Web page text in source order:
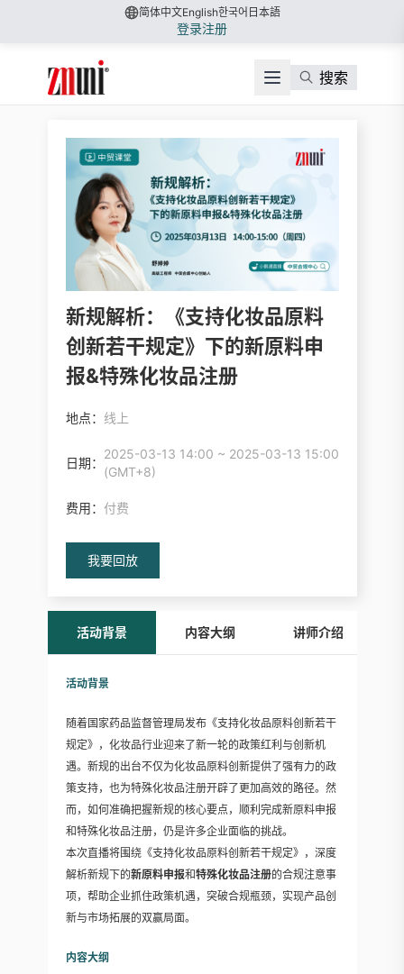
简体中文English한국어 日本語
登录注册
搜索
新规解析：《支持化妆品原料
创新若干规定》下的新原料申
报&特殊化妆品注册
地点： 线上
日期：
2025-03-13 14:00 ~ 2025-03-13 15:00
(GMT+8)
费用： 付费
我要回放
活动背景 内容大纲 讲师介绍
活动背景
随着国家药品监督管理局发布《支持化妆品原料创新若干
规定》，化妆品行业迎来了新一轮的政策红利与创新机
遇。新规的出台不仅为化妆品原料创新提供了强有力的政
策支持，也为特殊化妆品注册开辟了更加高效的路径。然
而，如何准确把握新规的核心要点，顺利完成新原料申报
和特殊化妆品注册，仍是许多企业面临的挑战。
本次直播将围绕《支持化妆品原料创新若干规定》，深度
解析新规下的新原料申报和特殊化妆品注册的合规注意事
项，帮助企业抓住政策机遇，突破合规瓶颈，实现产品创
新与市场拓展的双赢局面。
内容大纲